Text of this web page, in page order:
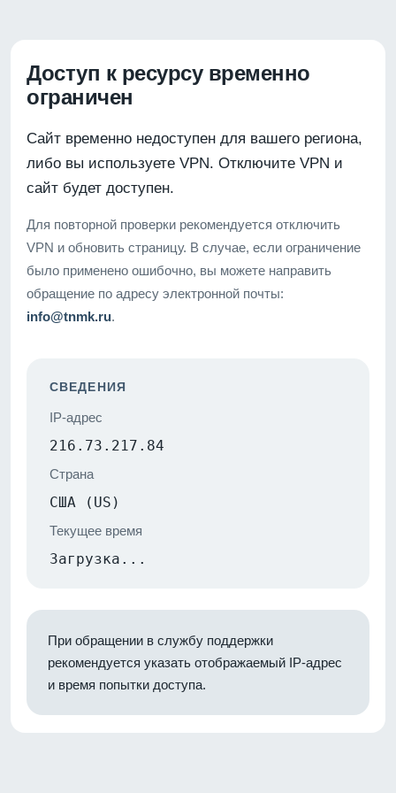
Доступ к ресурсу временно
ограничен
Сайт временно недоступен для вашего региона,
либо вы используете VPN. Отключите VPN и
сайт будет доступен.
Для повторной проверки рекомендуется отключить
VPN и обновить страницу. В случае, если ограничение
было применено ошибочно, вы можете направить
обращение по адресу электронной почты:
info@tnmk.ru.
СВЕДЕНИЯ
IP-адрес
216.73.217.84
Страна
США (US)
Текущее время
Загрузка...
При обращении в службу поддержки
рекомендуется указать отображаемый IP-адрес
и время попытки доступа.